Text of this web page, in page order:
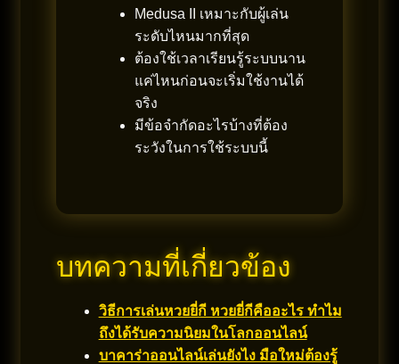
Medusa II เหมาะกับผู้เล่น
ระดับไหนมากที่สุด
ต้องใช้เวลาเรียนรู้ระบบนาน
แค่ไหนก่อนจะเริ่มใช้งานได้
จริง
มีข้อจำกัดอะไรบ้างที่ต้อง
ระวังในการใช้ระบบนี้
บทความที่เกี่ยวข้อง
วิธีการเล่นหวยยี่กี หวยยี่กีคืออะไร ทำไม
ถึงได้รับความนิยมในโลกออนไลน์
บาคาร่าออนไลน์เล่นยังไง มือใหม่ต้องรู้